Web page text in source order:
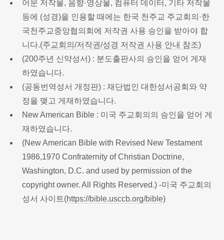
어문 저작물, 음향·영상물, 컴퓨터 데이터, 기타 저작물
등에 (성경)을 인용할 때에는 한국 천주교 주교회의·한
국천주교중앙협의회에 저작권 사용 승인을 받아야 합
니다.(주교회의/저작권/성경 저작권 사용 안내 참조)
(200주년 신약성서) : 분도출판사의 승인을 얻어 게재
하였습니다.
(공동번역성서 개정판) : 재단법인 대한성서공회와 약
정을 맺고 게재하였습니다.
New American Bible : 미국 주교회의의 승인을 얻어 게
재하였습니다.
(New American Bible with Revised New Testament
1986,1970 Confraternity of Christian Doctrine,
Washington, D.C. and used by permission of the
copyright owner. All Rights Reserved.) -미국 주교회의
성서 사이트(https://bible.usccb.org/bible)